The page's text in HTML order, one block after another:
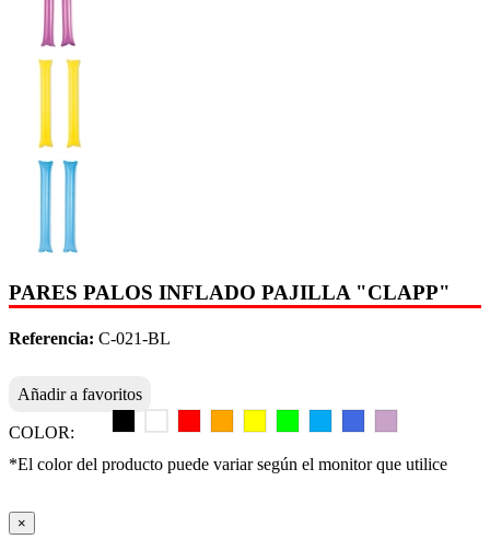
PARES PALOS INFLADO PAJILLA "CLAPP"
Referencia: C-021-BL
Añadir a favoritos
COLOR:
*El color del producto puede variar según el monitor que utilice
×